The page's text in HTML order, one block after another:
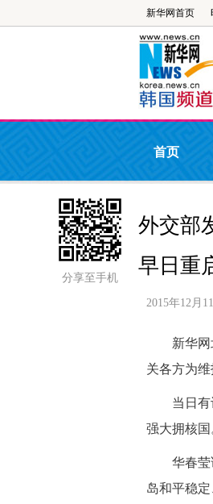
新华网首页
首页
分享至手机
外交部
早日重
2015年12月
新华网北
关各方为
当日有记
强大拥核国
华春莹说
岛和平稳